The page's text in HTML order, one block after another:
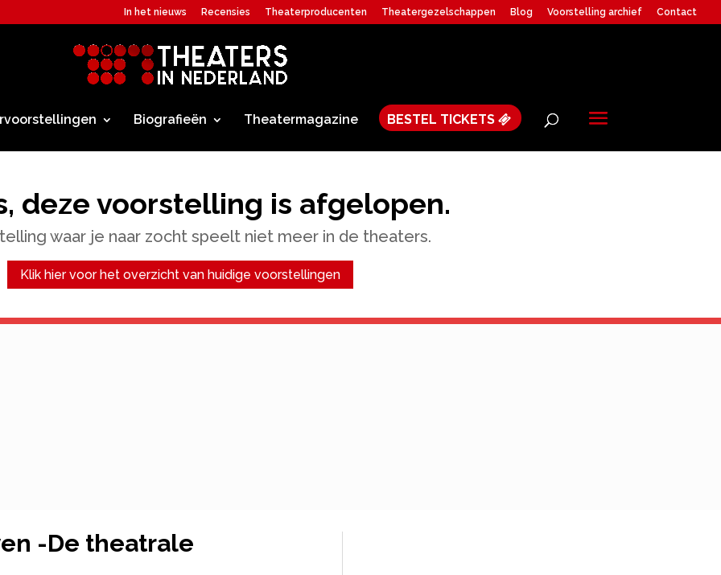
In het nieuws Recensies Theaterproducenten Theatergezelschappen Blog Voorstelling archief Contact
Biografieën Theatermagazine BESTEL TICKETS
deze voorstelling is afgelopen.
waar je naar zocht speelt niet meer in de theaters.
Klik hier voor het overzicht van huidige voorstellingen
-De theatrale